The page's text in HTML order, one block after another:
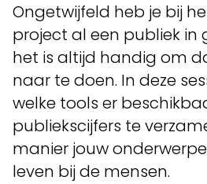
Ongetwijfeld heb je bij
project al een publiek
het is altijd handig om
naar te doen. In deze
welke tools er
publiekscijfers te
manier jouw
leven bij de mensen.